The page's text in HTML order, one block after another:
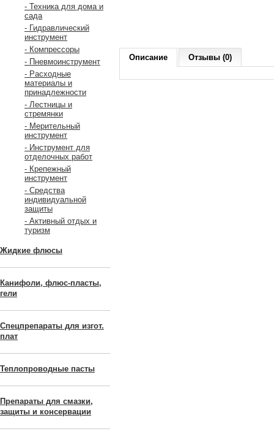
- Техника для дома и
сада
- Гидравлический
инструмент
- Компрессоры
- Пневмоинструмент
- Расходные
материалы и
принадлежности
- Лестницы и
стремянки
- Мерительный
инструмент
- Инструмент для
отделочных работ
- Крепежный
инструмент
- Средства
индивидуальной
защиты
- Активный отдых и
туризм
Жидкие флюсы
Канифоли, флюс-пласты,
гели
Спецпрепараты для изгот.
плат
Теплопроводные пасты
Препараты для смазки,
защиты и консервации
Описание Отзывы (0)